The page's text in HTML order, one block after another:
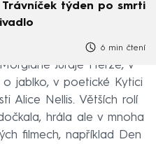
týden po smrti
6 min čtení
Juraje Herze, v
o jablko, v poetické Kytici
Alice Nellis. Větších rolí
hrála ale v mnoha
filmech, například Den